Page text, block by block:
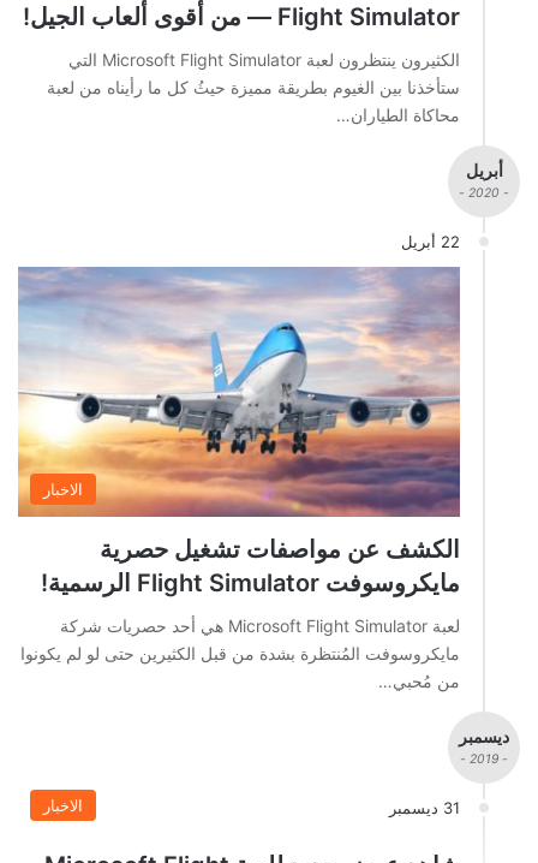
Flight Simulator — من أقوى ألعاب الجيل!
الكثيرون ينتظرون لعبة Microsoft Flight Simulator التي
ستأخذنا بين الغيوم بطريقة مميزة حيثُ كل ما رأيناه من لعبة
محاكاة الطياران…
أبريل
- 2020 -
22 أبريل
الاخبار
الكشف عن مواصفات تشغيل حصرية
مايكروسوفت Flight Simulator الرسمية!
لعبة Microsoft Flight Simulator هي أحد حصريات شركة
مايكروسوفت المُنتظرة بشدة من قبل الكثيرين حتى لو لم يكونوا
من مُحبي…
ديسمبر
- 2019 -
31 ديسمبر الاخبار